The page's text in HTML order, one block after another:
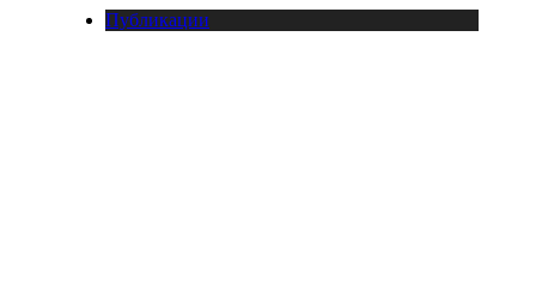
Публикации